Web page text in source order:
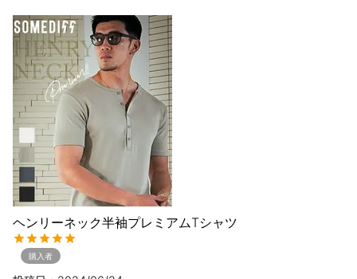
ヘンリーネック半袖プレミアムTシャツ
購入者